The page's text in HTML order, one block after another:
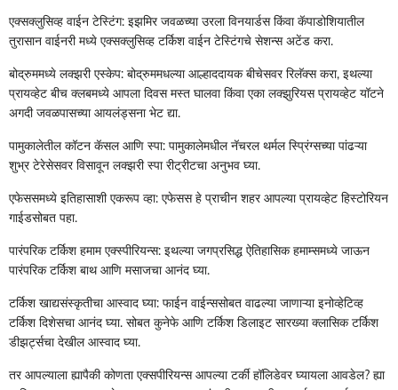
एक्सक्लुसिव्ह वाईन टेस्टिंग: इझमिर जवळच्या उरला विनयार्डस किंवा कॅपाडोशियातील
तुरासान वाईनरी मध्ये एक्सक्लुसिव्ह टर्किश वाईन टेस्टिंगचे सेशन्स अटेंड करा.
बोद्रुममध्ये लक्झरी एस्केप: बोद्रुममधल्या आल्हाददायक बीचेसवर रिलॅक्स करा, इथल्या
प्रायव्हेट बीच क्लबमध्ये आपला दिवस मस्त घालवा किंवा एका लक्झुरियस प्रायव्हेट यॉटने
अगदी जवळपासच्या आयलंड्सना भेट द्या.
पामुकालेतील कॉटन कॅसल आणि स्पा: पामुकालेमधील नॅचरल थर्मल स्प्रिंग्सच्या पांढऱ्या
शुभ्र टेरेसेसवर विसावून लक्झरी स्पा रीट्रीटचा अनुभव घ्या.
एफेससमध्ये इतिहासाशी एकरूप व्हा: एफेसस हे प्राचीन शहर आपल्या प्रायव्हेट हिस्टोरियन
गाईडसोबत पहा.
पारंपरिक टर्किश हमाम एक्स्पीरियन्स: इथल्या जगप्रसिद्ध ऐतिहासिक हमाम्समध्ये जाऊन
पारंपरिक टर्किश बाथ आणि मसाजचा आनंद घ्या.
टर्किश खाद्यसंस्कृतीचा आस्वाद घ्या: फाईन वाईन्ससोबत वाढल्या जाणाऱ्या इनोव्हेटिव्ह
टर्किश दिशेसचा आनंद घ्या. सोबत कुनेफे आणि टर्किश डिलाइट सारख्या क्लासिक टर्किश
डीझर्ट्सचा देखील आस्वाद घ्या.
तर आपल्याला ह्यापैकी कोणता एक्सपीरियन्स आपल्या टर्की हॉलिडेवर घ्यायला आवडेल? ह्या